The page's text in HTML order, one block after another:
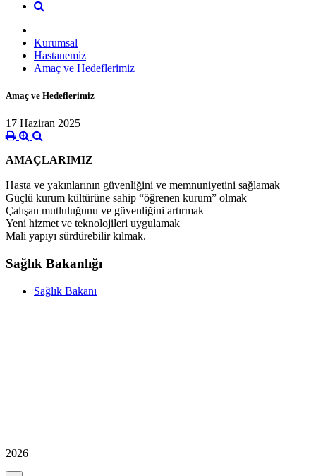
Kurumsal
Hastanemiz
Amaç ve Hedeflerimiz
Amaç ve Hedeflerimiz
17 Haziran 2025
AMAÇLARIMIZ
Hasta ve yakınlarının güvenliğini ve memnuniyetini sağlamak
Güçlü kurum kültürüne sahip “öğrenen kurum” olmak
Çalışan mutluluğunu ve güvenliğini artırmak
Yeni hizmet ve teknolojileri uygulamak
Mali yapıyı sürdürebilir kılmak.
Sağlık Bakanlığı
Sağlık Bakanı
2026